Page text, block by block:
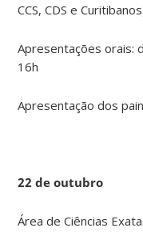
CCS, CDS e
Apresentações orais:
16h
Apresentação dos
22 de outubro
Área de Ciências